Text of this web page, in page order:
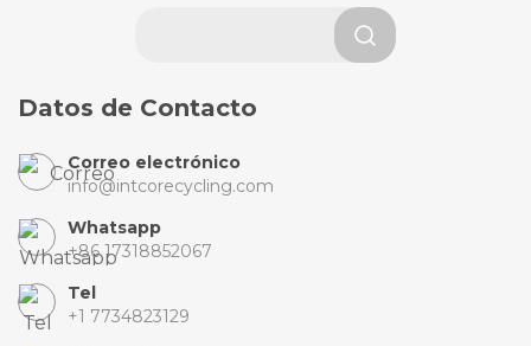
Datos de Contacto
Correo electrónico
info@intcorecycling.com
Whatsapp
+86 17318852067
Tel
+1 7734823129